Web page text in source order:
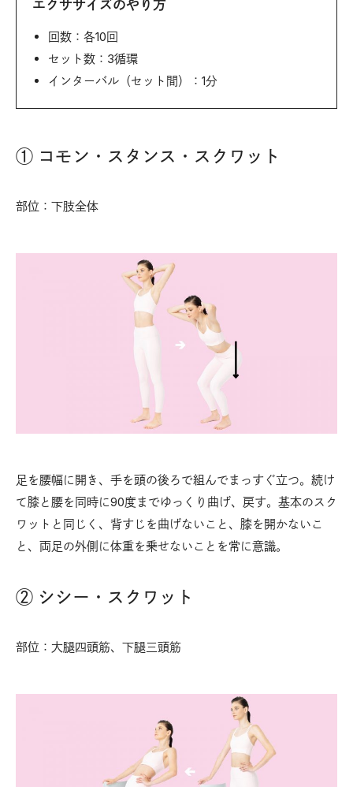
エクササイズのやり方
回数：各10回
セット数：3循環
インターバル（セット間）：1分
① コモン・スタンス・スクワット
部位：下肢全体
足を腰幅に開き、手を頭の後ろで組んでまっすぐ立つ。続け
て膝と腰を同時に90度までゆっくり曲げ、戻す。基本のスク
ワットと同じく、背すじを曲げないこと、膝を開かないこ
と、両足の外側に体重を乗せないことを常に意識。
② シシー・スクワット
部位：大腿四頭筋、下腿三頭筋